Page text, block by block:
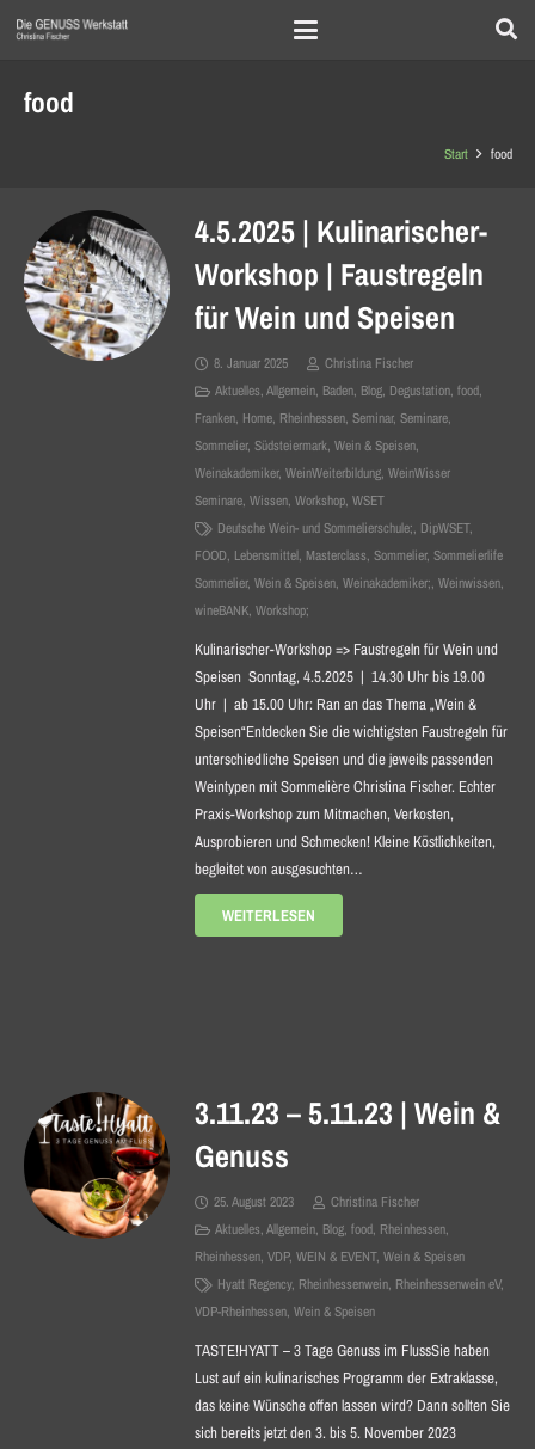
food
Start food
4.5.2025 | Kulinarischer-
Workshop | Faustregeln
für Wein und Speisen
8. Januar 2025
Christina Fischer
Aktuelles,Allgemein, Baden, Blog, Degustation,food,
Franken, Home, Rheinhessen, Seminar, Seminare,
Sommelier, Südsteiermark, Wein & Speisen,
Weinakademiker, WeinWeiterbildung, WeinWisser
Seminare, Wissen, Workshop, WSET
Deutsche Wein- und Sommelierschule;, DipWSET,
FOOD, Lebensmittel, Masterclass, Sommelier, Sommelierlife
Sommelier, Wein & Speisen, Weinakademiker;, Weinwissen,
wineBANK, Workshop;
Kulinarischer-Workshop => Faustregeln für Wein und
Speisen Sonntag, 4.5.2025 | 14.30 Uhr bis 19.00
Uhr | ab 15.00 Uhr: Ran an das Thema „Wein &
Speisen“Entdecken Sie die wichtigsten Faustregeln für
unterschiedliche Speisen und die jeweils passenden
Weintypen mit Sommelière Christina Fischer. Echter
Praxis-Workshop zum Mitmachen, Verkosten,
Ausprobieren und Schmecken! Kleine Köstlichkeiten,
begleitet von ausgesuchten…
WEITERLESEN
3.11.23 – 5.11.23 | Wein &
Genuss
25. August 2023
Christina Fischer
Aktuelles,Allgemein, Blog,food, Rheinhessen,
Rheinhessen, VDP, WEIN & EVENT, Wein & Speisen
Hyatt Regency, Rheinhessenwein, Rheinhessenwein eV,
VDP-Rheinhessen, Wein & Speisen
TASTE!HYATT – 3 Tage Genuss im FlussSie haben
Lust auf ein kulinarisches Programm der Extraklasse,
das keine Wünsche offen lassen wird? Dann sollten Sie
sich bereits jetzt den 3. bis 5. November 2023